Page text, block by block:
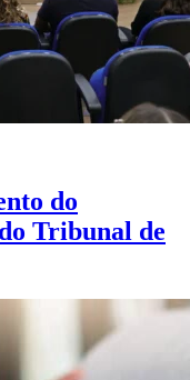
do
Tribunal de